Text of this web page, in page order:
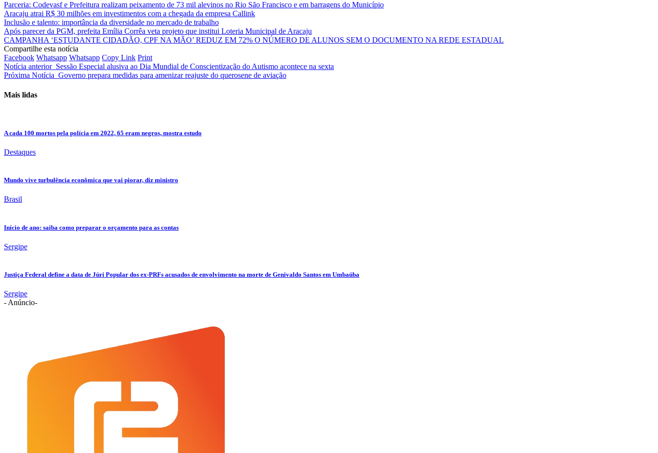
Parceria: Codevasf e Prefeitura realizam peixamento de 73 mil alevinos no Rio São Francisco e em barragens do Município
Aracaju atrai R$ 30 milhões em investimentos com a chegada da empresa Callink
Inclusão e talento: importância da diversidade no mercado de trabalho
Após parecer da PGM, prefeita Emília Corrêa veta projeto que institui Loteria Municipal de Aracaju
CAMPANHA ‘ESTUDANTE CIDADÃO, CPF NA MÃO’ REDUZ EM 72% O NÚMERO DE ALUNOS SEM O DOCUMENTO NA REDE ESTADUAL
Compartilhe esta notícia
Facebook Whatsapp Whatsapp Copy Link Print
Notícia anterior Sessão Especial alusiva ao Dia Mundial de Conscientização do Autismo acontece na sexta
Próxima Notícia Governo prepara medidas para amenizar reajuste do querosene de aviação
Mais lidas
A cada 100 mortos pela polícia em 2022, 65 eram negros, mostra estudo
Destaques
Mundo vive turbulência econômica que vai piorar, diz ministro
Brasil
Início de ano: saiba como preparar o orçamento para as contas
Sergipe
Justiça Federal define a data de Júri Popular dos ex-PRFs acusados de envolvimento na morte de Genivaldo Santos em Umbaúba
Sergipe
- Anúncio-